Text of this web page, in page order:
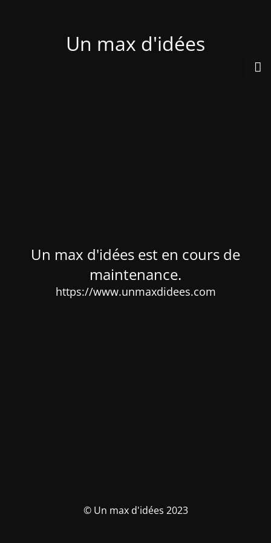
Un max d'idées
Un max d'idées est en cours de
maintenance.
https://www.unmaxdidees.com
© Un max d'idées 2023